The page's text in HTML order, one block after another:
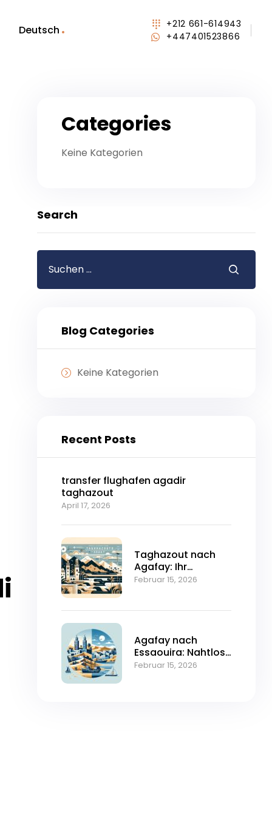
Deutsch
+212 661-614943
+447401523866
Categories
Keine Kategorien
Search
Blog Categories
Keine Kategorien
Recent Posts
transfer flughafen agadir
taghazout
April 17, 2026
Taghazout nach
Agafay: Ihr
ultimativer
2026
Februar 15, 2026
Agafay nach
Essaouira: Nahtlose
private Transfers
Februar 15, 2026